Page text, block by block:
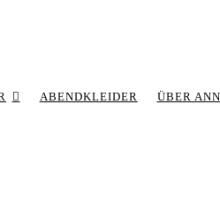
ABENDKLEIDER ÜBER